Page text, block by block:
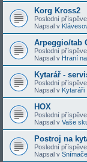
Korg Kross2
Poslední
Napsal v
Arpeggio/tab
Poslední
Napsal v Hraní
Kytarář -
Poslední
Napsal v Kytaráři
HOX
Poslední
Napsal v Vaše
Postroj na
Poslední
Napsal v